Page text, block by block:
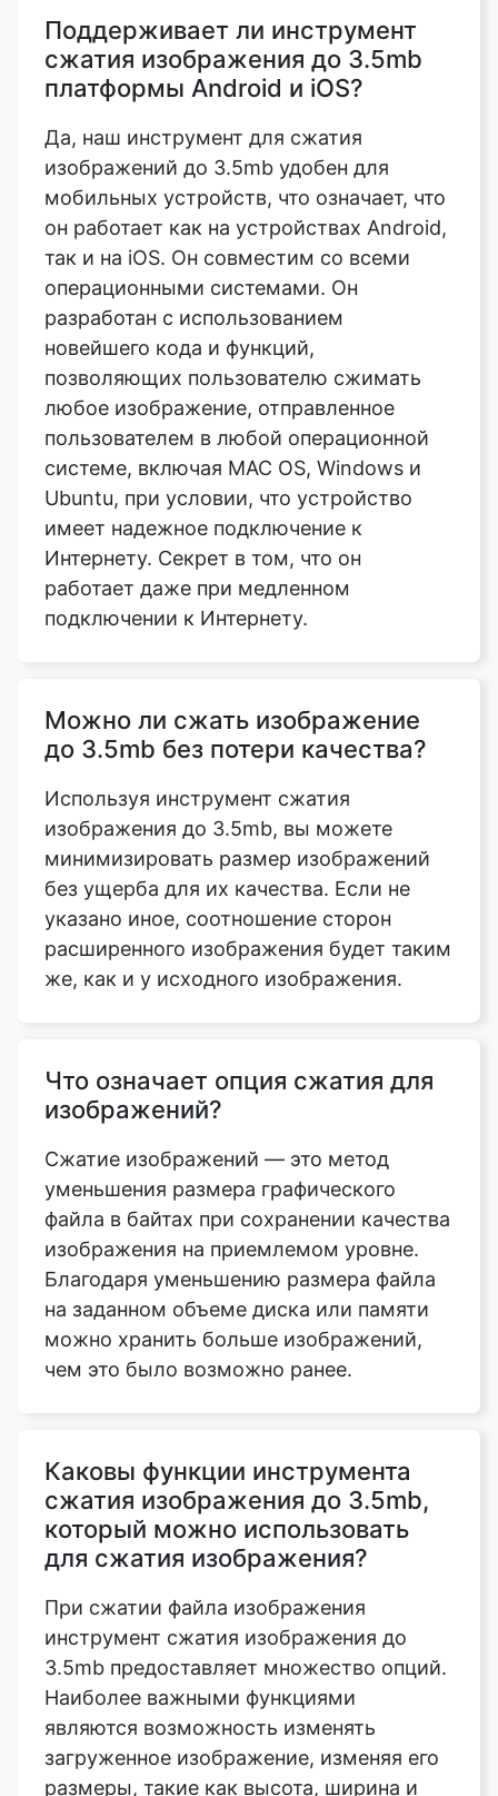
Да, наш инструмент для сжатия
изображений до 3.5mb удобен для
мобильных устройств, что означает, что
он работает как на устройствах Android,
так и на iOS. Он совместим со всеми
операционными системами. Он
разработан с использованием
новейшего кода и функций,
позволяющих пользователю сжимать
любое изображение, отправленное
пользователем в любой операционной
системе, включая MAC OS, Windows и
Ubuntu, при условии, что устройство
имеет надежное подключение к
Интернету. Секрет в том, что он
работает даже при медленном
подключении к Интернету.
Можно ли сжать изображение
изображения до 3.5mb, вы можете
минимизировать размер изображений
без ущерба для их качества. Если не
указано иное, соотношение сторон
расширенного изображения будет таким
же, как и у исходного изображения.
Что означает опция сжатия для
уменьшения размера графического
файла в байтах при сохранении качества
изображения на приемлемом уровне.
Благодаря уменьшению размера файла
на заданном объеме диска или памяти
можно хранить больше изображений,
чем это было возможно ранее.
Каковы функции инструмента
для сжатия изображения?
При сжатии файла изображения
инструмент сжатия изображения до
3.5mb предоставляет множество опций.
Наиболее важными функциями
являются возможность изменять
загруженное изображение, изменяя его
размеры, такие как высота, ширина и
другие атрибуты. Кроме того, этот
инструмент сжатия изображений
отображает сжатие путем ввода